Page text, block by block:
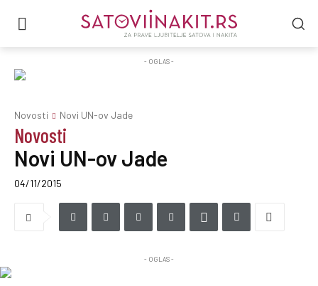
- OGLAS -
Novosti Novi UN-ov Jade
Novosti
Novi UN-ov Jade
04/11/2015
- OGLAS -